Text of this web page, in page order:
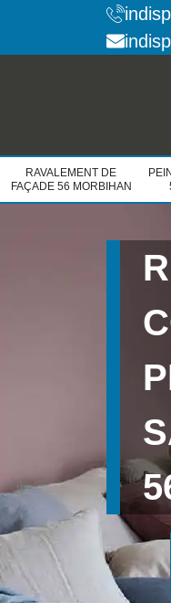
RAVALEMENT DE
FAÇADE 56 MORBIHAN